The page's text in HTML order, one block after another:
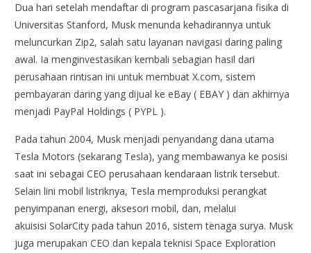
Dua hari setelah mendaftar di program pascasarjana fisika di
Universitas Stanford, Musk menunda kehadirannya untuk
meluncurkan Zip2, salah satu layanan navigasi daring paling
awal. Ia menginvestasikan kembali sebagian hasil dari
perusahaan rintisan ini untuk membuat X.com, sistem
pembayaran daring yang dijual ke eBay ( EBAY ) dan akhirnya
menjadi PayPal Holdings ( PYPL ).
Pada tahun 2004, Musk menjadi penyandang dana utama
Tesla Motors (sekarang Tesla), yang membawanya ke posisi
saat ini sebagai CEO perusahaan kendaraan listrik tersebut.
Selain lini mobil listriknya, Tesla memproduksi perangkat
penyimpanan energi, aksesori mobil, dan, melalui
akuisisi SolarCity pada tahun 2016, sistem tenaga surya. Musk
juga merupakan CEO dan kepala teknisi Space Exploration